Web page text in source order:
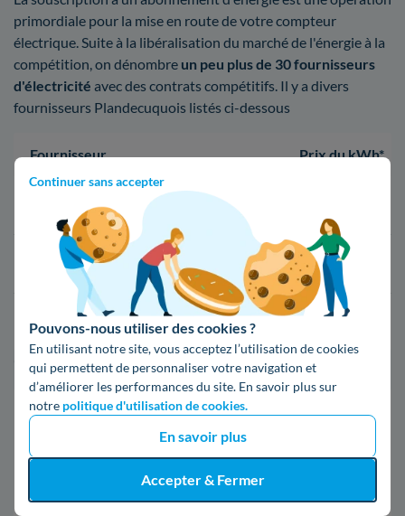
Continuer sans accepter
Pouvons-nous utiliser des cookies ?
En utilisant notre site, vous acceptez l’utilisation de cookies
qui permettent de personnaliser votre navigation et
d’améliorer les performances du site. En savoir plus sur
notre politique d'utilisation de cookies.
En savoir plus
Accepter & Fermer
primordiale pour la mise en route de votre compteur
électrique. Suite à la libéralisation du marché de l'énergie à la
compétition, on dénombre un peu plus de 30 fournisseurs
d'électricité avec des contrats compétitifs. Il y a divers
fournisseurs Plandecuquois listés ci-dessous
Fournisseur Prix du kWh*
16,400000000000002 c€/kWh
17,83 c€/kWh
*Prix TTC pour un forfait base d’une puissance de 6 kVA
Infos / souscriptions
(appel non surtaxé)
09 78 46 71 74